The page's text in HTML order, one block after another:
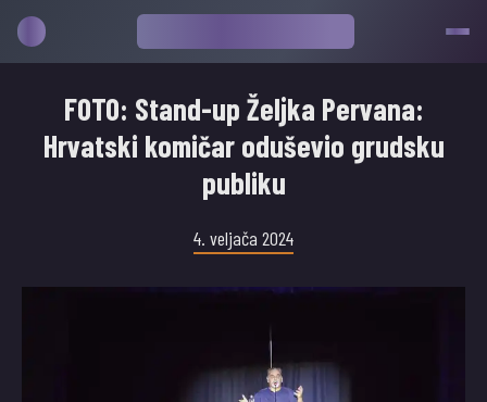
FOTO: Stand-up Željka Pervana:
Hrvatski komičar oduševio grudsku
publiku
4. veljača 2024